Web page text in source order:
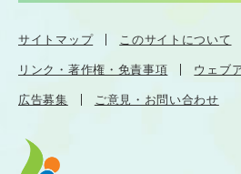
サイトマップ このサイトについて
リンク・著作権・免責事項 ウェブ
広告募集 ご意見・お問い合わせ